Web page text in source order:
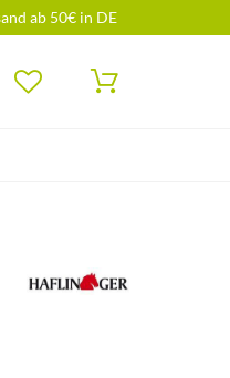
ab 50€ in DE